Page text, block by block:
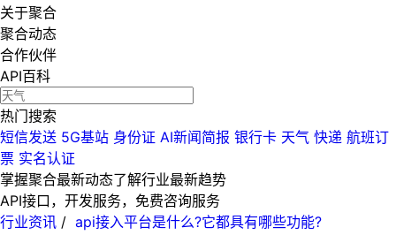
关于聚合
聚合动态
合作伙伴
API百科
热门搜索
短信发送 5G基站 身份证 AI新闻简报 银行卡 天气 快递 航班订
票 实名认证
掌握聚合最新动态了解行业最新趋势
API接口，开发服务，免费咨询服务
行业资讯 / api接入平台是什么?它都具有哪些功能?